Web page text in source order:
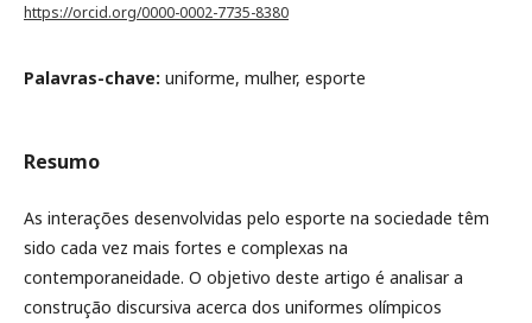
https://orcid.org/0000-0002-7735-8380
Palavras-chave: uniforme, mulher, esporte
Resumo
As interações desenvolvidas pelo esporte na sociedade têm
sido cada vez mais fortes e complexas na
contemporaneidade. O objetivo deste artigo é analisar a
construção discursiva acerca dos uniformes olímpicos